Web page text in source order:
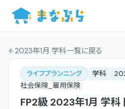
2023年1月 学科一覧に戻る
ライフプランニング 学科
社会保険_雇用保険
FP2級 2023年1月 学科